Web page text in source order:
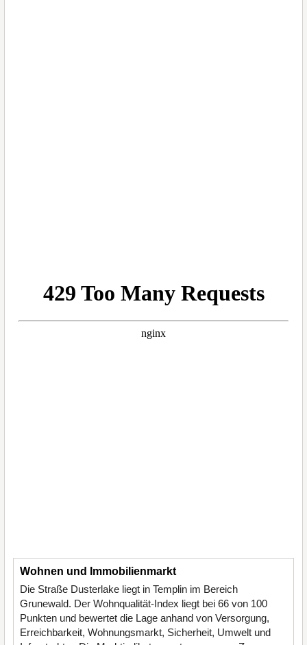
Wohnen und Immobilienmarkt
Die Straße Dusterlake liegt in Templin im Bereich
Grunewald. Der Wohnqualität-Index liegt bei 66 von 100
Punkten und bewertet die Lage anhand von Versorgung,
Erreichbarkeit, Wohnungsmarkt, Sicherheit, Umwelt und